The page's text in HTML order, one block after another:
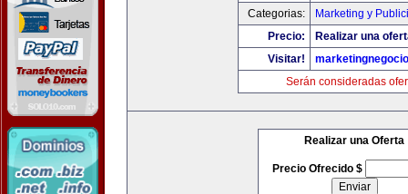
Categorias:
Marketing y
Precio:
Realizar una
Visitar!
Serán consideradas
Realizar una Oferta
Precio Ofrecido $